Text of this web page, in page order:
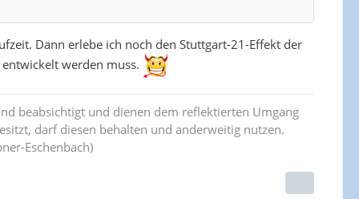
Dann erlebe ich noch den Stuttgart-21-Effekt der
werden muss.
beabsichtigt und dienen dem reflektierten Umgang
darf diesen behalten und anderweitig nutzen.
Eschenbach)